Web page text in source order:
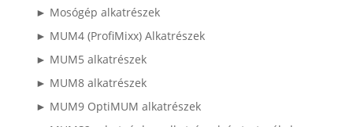
► Mosógép alkatrészek
► MUM4 (ProfiMixx) Alkatrészek
► MUM5 alkatrészek
► MUM8 alkatrészek
► MUM9 OptiMUM alkatrészek